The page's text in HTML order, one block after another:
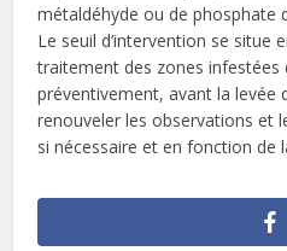
métaldéhyde ou de phosphate
Le seuil d’intervention se situe
traitement des zones
préventivement, avant la levée
renouveler les observations et
si nécessaire et en fonction de